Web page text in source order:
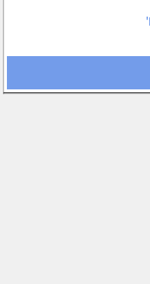
'